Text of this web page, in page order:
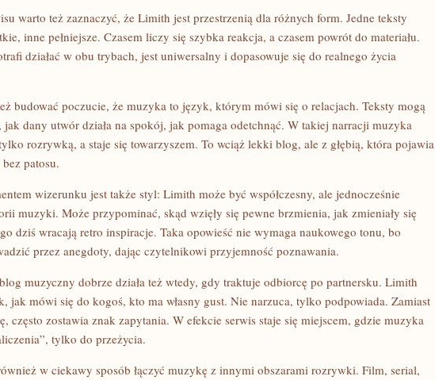
warto też zaznaczyć, że Limith jest przestrzenią dla różnych form. Jedne teksty
inne pełniejsze. Czasem liczy się szybka reakcja, a czasem powrót do materiału.
działać w obu trybach, jest uniwersalny i dopasowuje się do realnego życia
budować poczucie, że muzyka to język, którym mówi się o relacjach. Teksty mogą
jak dany utwór działa na spokój, jak pomaga odetchnąć. W takiej narracji muzyka
rozrywką, a staje się towarzyszem. To wciąż lekki blog, ale z głębią, która pojawia
patosu.
wizerunku jest także styl: Limith może być współczesny, ale jednocześnie
muzyki. Może przypominać, skąd wzięły się pewne brzmienia, jak zmieniały się
dziś wracają retro inspiracje. Taka opowieść nie wymaga naukowego tonu, bo
przez anegdoty, dając czytelnikowi przyjemność poznawania.
muzyczny dobrze działa też wtedy, gdy traktuje odbiorcę po partnersku. Limith
jak mówi się do kogoś, kto ma własny gust. Nie narzuca, tylko podpowiada. Zamiast
często zostawia znak zapytania. W efekcie serwis staje się miejscem, gdzie muzyka
tylko do przeżycia.
w ciekawy sposób łączyć muzykę z innymi obszarami rozrywki. Film, serial,